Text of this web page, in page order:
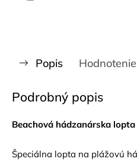
Popis Hodnotenie
Podrobný popis
Beachová hádzanárska
Špeciálna lopta na plážovú